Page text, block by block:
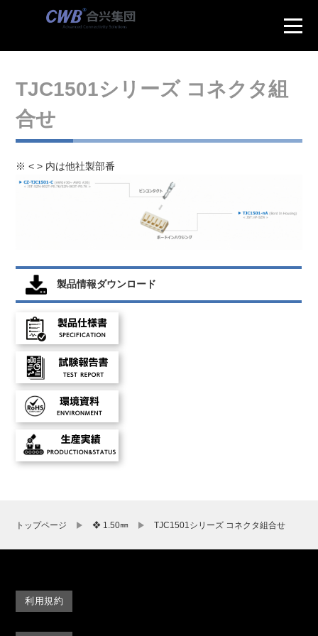
TJC1501シリーズ コネクタ組
合せ
※ < > 内は他社製部番
製品情報ダウンロード
トップページ ❖ 1.50㎜ TJC1501シリーズ コネクタ組合せ
利用規約